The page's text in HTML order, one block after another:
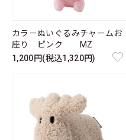
カラーぬいぐるみチャームお
座り ピンク MZ
1,200円(税込1,320円)